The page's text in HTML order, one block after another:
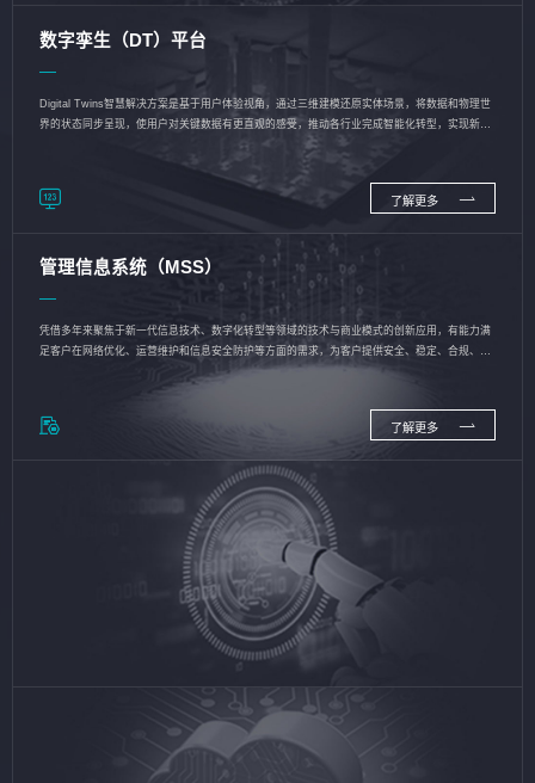
数字孪生（DT）平台
Digital Twins智慧解决方案是基于用户体验视角，通过三维建模还原实体场景，将数据和物理世
界的状态同步呈现，使用户对关键数据有更直观的感受，推动各行业完成智能化转型，实现新旧
了解更多
管理信息系统（MSS）
凭借多年来聚焦于新一代信息技术、数字化转型等领域的技术与商业模式的创新应用，有能力满
足客户在网络优化、运营维护和信息安全防护等方面的需求，为客户提供安全、稳定、合规、持
了解更多